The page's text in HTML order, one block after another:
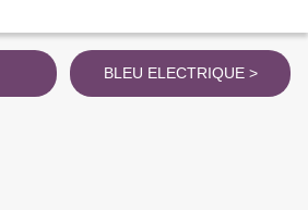
BLEU ELECTRIQUE >